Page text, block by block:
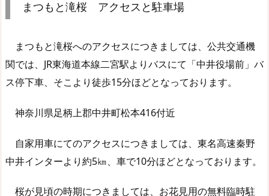
まつもと滝桜 アクセスと駐車場
まつもと滝桜へのアクセスにつきましては、公共交通機
関では、JR東海道本線二宮駅よりバスにて「中井役場前」バ
ス停下車、そこより徒歩15分ほどとなっております。
神奈川県足柄上郡中井町松本416付近
自家用車にてのアクセスにつきましては、東名高速秦野
中井インターより約5㎞、車で10分ほどとなっております。
桜が見頃の時期につきましては、お花見用の無料臨時駐